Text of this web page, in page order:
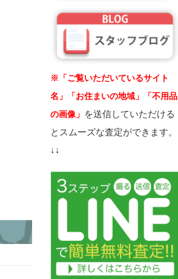
※「ご覧いただいているサイト
名」「お住まいの地域」「不用品
の画像」 を送信していただける
とスムーズな査定ができます。
↓↓